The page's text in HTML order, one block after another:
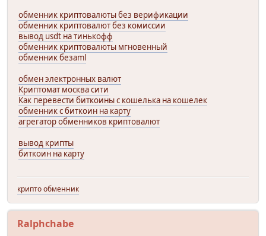
обменник криптовалюты без верификации
обменник криптовалют без комиссии
вывод usdt на тинькофф
обменник криптовалюты мгновенный
обменник безaml
обмен электронных валют
Криптомат москва сити
Как перевести биткоины с кошелька на кошелек
обменник с биткоин на карту
агрегатор обменников криптовалют
вывод крипты
биткоин на карту
крипто обменник
Ralphchabe